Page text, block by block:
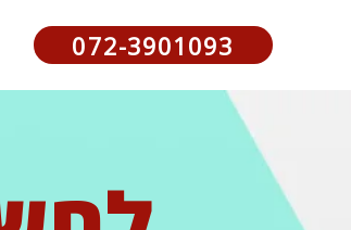
072-3901093